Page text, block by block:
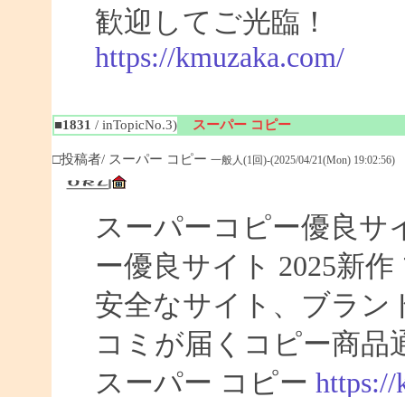
歓迎してご光臨！
https://kmuzaka.com/
■1831 / inTopicNo.3) スーパー コピー
□投稿者/ スーパー コピー 一般人(1回)-(2025/04/21(Mon) 19:02:56)
スーパーコピー優良サ
ー優良サイト 2025新
安全なサイト、ブラン
コミが届くコピー商品
スーパー コピー https://